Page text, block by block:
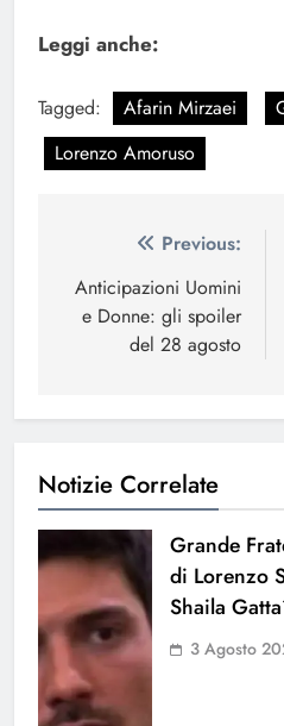
Leggi anche:
Tagged: Afarin Mirzaei
Lorenzo Amoruso
Navigazione
articoli
Previous:
Anticipazioni Uomini
e Donne: gli spoiler
del 28 agosto
Notizie Correlate
Grande
di Lorenzo
Shaila
3 Agosto